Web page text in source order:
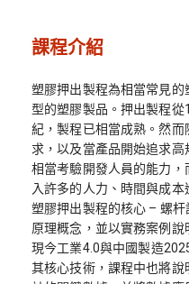
課程介紹
塑膠押出製程為相當常見
型的塑膠製品。押出製程
紀，製程已相當成熟。然
求，以及當產品開始追求
相當考驗開發人員的能力
入許多的人力、時間與成
塑膠押出製程的核心 – 螺
原理概念，並以實務案例說
現今工業4.0與中國製造
其核心技術，課程中也將